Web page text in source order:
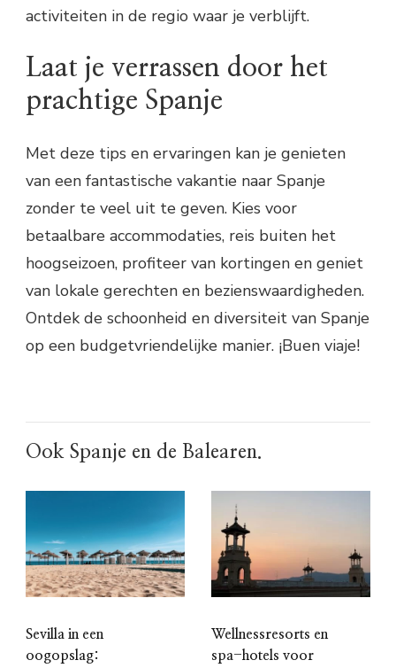
activiteiten in de regio waar je verblijft.
Laat je verrassen door het
prachtige Spanje
Met deze tips en ervaringen kan je genieten
van een fantastische vakantie naar Spanje
zonder te veel uit te geven. Kies voor
betaalbare accommodaties, reis buiten het
hoogseizoen, profiteer van kortingen en geniet
van lokale gerechten en bezienswaardigheden.
Ontdek de schoonheid en diversiteit van Spanje
op een budgetvriendelijke manier. ¡Buen viaje!
Ook Spanje en de Balearen.
Sevilla in een
oogopslag:
Wellnessresorts en
spa-hotels voor